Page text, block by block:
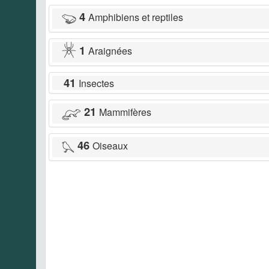
4 Amphibiens et reptiles
1 Araignées
41 Insectes
21 Mammifères
46 Oiseaux